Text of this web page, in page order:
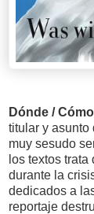
Dónde /
titular y asunto
muy sesudo
los textos
durante la
dedicados a
reportaje